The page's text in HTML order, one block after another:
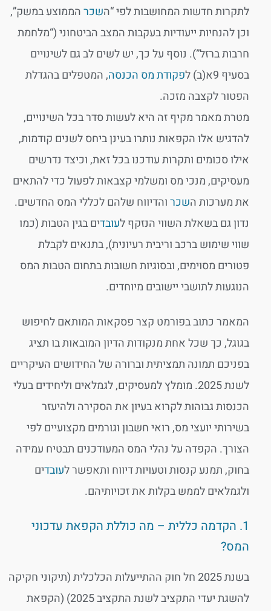
לתקרות חדשות המחושבות לפי “השכרהממוצע במשק”,
וכן להנחיות ייעודיות בעקבות המצב הביטחוני (“מלחמת
חרבות ברזל”). נוסף על כך, יש לשים לב גם לשינויים
בסעיף 9א(ב) ל
פקודת מס הכנסה, המטפלים בהגדלת
הפטור לקצבה מזכה.
מטרת מאמר מקיף זה היא לעשות סדר בכל השינויים,
להדגיש אלו הקפאות נותרו בעינן ביחס לשנים קודמות,
אילו סכומים ותקרות עודכנו בכל זאת, וכיצד נדרשים
מעסיקים, מנכי מס ומשלמי קצבאות לפעול כדי להתאים
את מערכות השכרוהדיווח שלהם לכללי המס החדשים.
נדון גם בשאלת השווי הנזקף לעובדים בגין הטבות (כמו
שווי שימוש ברכב וריבית רעיונית), בתנאים לקבלת
פטורים מסוימים, ובסוגיות חשובות בתחום הטבות המס
הנוגעות לתושבי יישובים מיוחדים.
המאמר כתוב בפורמט קצר פסקאות המותאם לחיפוש
בגוגל, כך שכל אחת מנקודות הדיון המובאות בו תציג
בפניכם תמונה תמציתית וברורה של החידושים העיקריים
לשנת 2025. מומלץ למעסיקים, לגמלאים וליחידים בעלי
הכנסות גבוהות לקרוא בעיון את הסקירה ולהיעזר
בשירותי יועצי מס, רואי חשבון וגורמים מקצועיים לפי
הצורך. הקפדה על נהלי המס המעודכנים תבטיח עמידה
בחוק, תמנע קנסות וטעויות דיווח ותאפשר לעובדים
ולגמלאים לממש בקלות את זכויותיהם.
1. הקדמה כללית – מה כוללת הקפאת עדכוני
המס?
בשנת 2025 חל חוק ההתייעלות הכלכלית (תיקוני חקיקה
להשגת יעדי התקציב לשנת התקציב 2025) (הקפאת